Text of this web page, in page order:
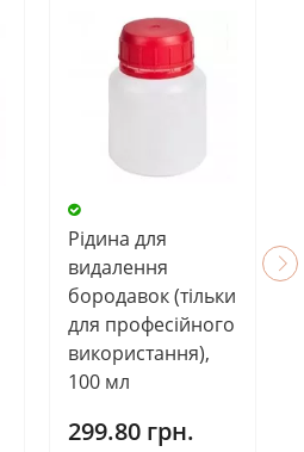
Рідина для
видалення
бородавок (тільки
для професійного
використання),
100 мл
299.80 грн.